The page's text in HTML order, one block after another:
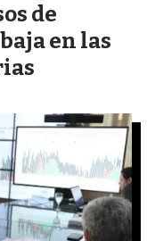
de
en las